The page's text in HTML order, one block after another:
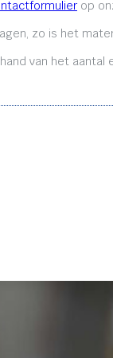
op
zo is het
van het